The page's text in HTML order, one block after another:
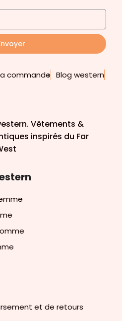
commande Blog western
Vêtements &
inspirés du Far
et de retours